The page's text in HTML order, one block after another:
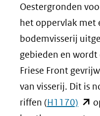
naar
een
andere
website)
Oestergronden
het oppervlak met
bodemvisserij
gebieden en
Friese Front
van visserij. Dit is
riffen (H1170)